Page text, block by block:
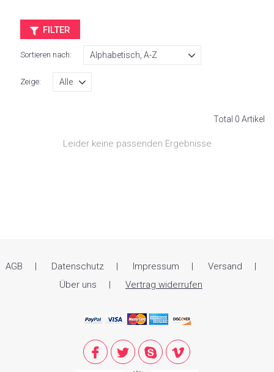
FILTER
Sortieren nach:
Zeige:
Total 0 Artikel
Leider keine passenden Ergebnisse
AGB Datenschutz Impressum
Versand
Über uns
Vertrag widerrufen